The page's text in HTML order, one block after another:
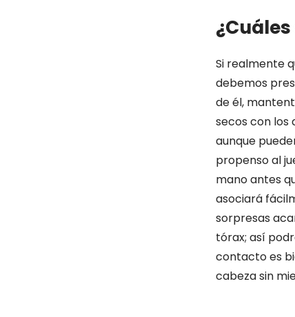
Si realmente
debemos
de él,
secos con los
aunque
propenso al
mano antes
asociará
sorpresas
tórax; así
contacto es
cabeza sin